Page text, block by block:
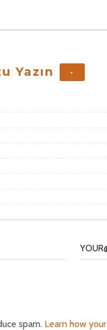
Yazın +
spam. Learn how